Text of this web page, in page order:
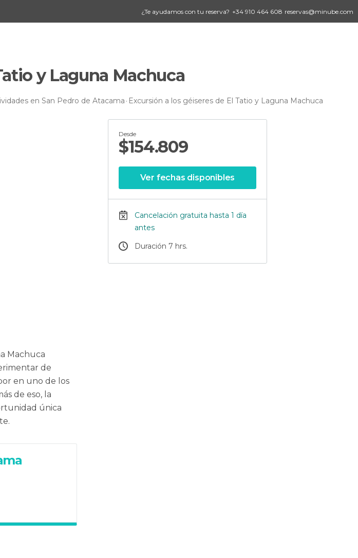
¿Te ayudamos con tu reserva? +34 910 464 608 reservas@minube.com
y Laguna Machuca
en San Pedro de Atacama Excursión a los géiseres de El Tatio y Laguna Machuca
Desde
$154.809
Ver fechas disponibles
Cancelación gratuita hasta 1 día
antes
Duración 7 hrs.
Machuca
de
en uno de los
de eso, la
única